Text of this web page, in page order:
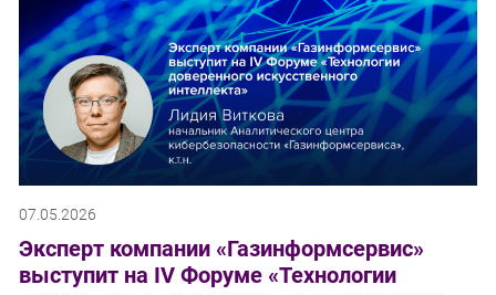
07.05.2026
Эксперт компании «Газинформсервис»
выступит на IV Форуме «Технологии